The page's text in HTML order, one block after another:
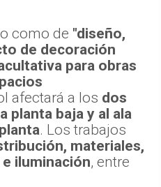
como de "diseño,
de decoración
para obras
afectará a los dos
planta baja y al ala
. Los trabajos
materiales,
iluminación, entre